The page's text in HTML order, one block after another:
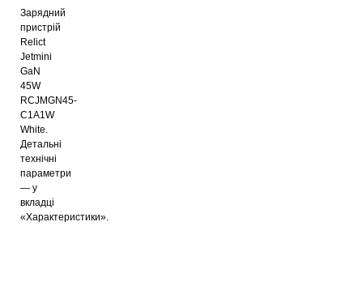
Зарядний
пристрій
Relict
Jetmini
GaN
45W
RCJMGN45-
C1A1W
White.
Детальні
технічні
параметри
— у
вкладці
«Характеристики».